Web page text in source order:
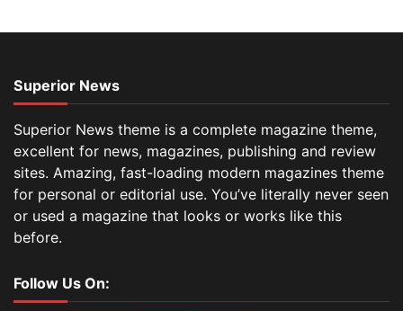
Superior News
Superior News theme is a complete magazine theme,
excellent for news, magazines, publishing and review
sites. Amazing, fast-loading modern magazines theme
for personal or editorial use. You’ve literally never seen
or used a magazine that looks or works like this
before.
Follow Us On: